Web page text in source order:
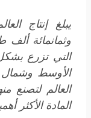
يبلغ إنتاج
وثمانمائة ألف
التي تزرع
الأوسط وشمال
العالم لتصنع
المادة الأكثر